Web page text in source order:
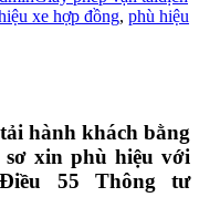
xe hợp đồng, phù hiệu
hành khách bằng
xin phù hiệu với
55 Thông tư